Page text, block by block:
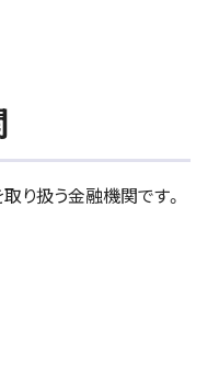
り扱う金融機関です。